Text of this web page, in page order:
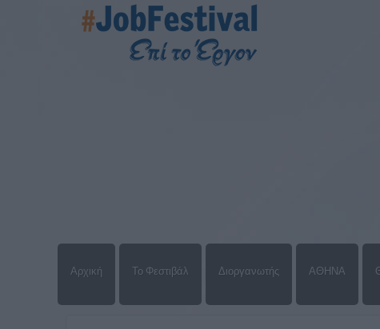
Αρχική Το Φεστιβάλ Διοργανωτής ΑΘΗΝΑ